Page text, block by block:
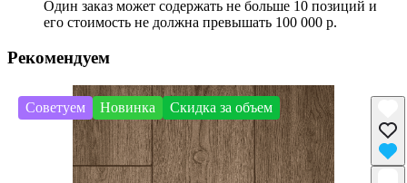
Один заказ может содержать не больше 10 позиций и
его стоимость не должна превышать 100 000 р.
Рекомендуем
Советуем Новинка Скидка за объем